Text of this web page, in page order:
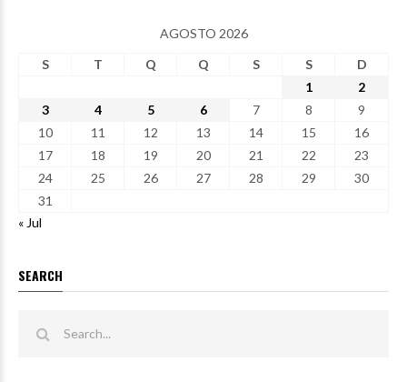
AGOSTO 2026
S
T Q Q S S
D
1
2
3
4 5 6 7 8
9
10
11 12 13 14 15
16
17
18 19 20 21 22
23
24
25 26 27 28 29
30
31
« Jul
SEARCH